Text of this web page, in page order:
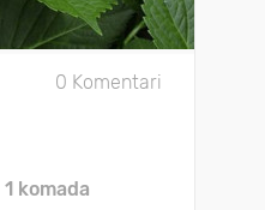
0 Komentari
1 komada